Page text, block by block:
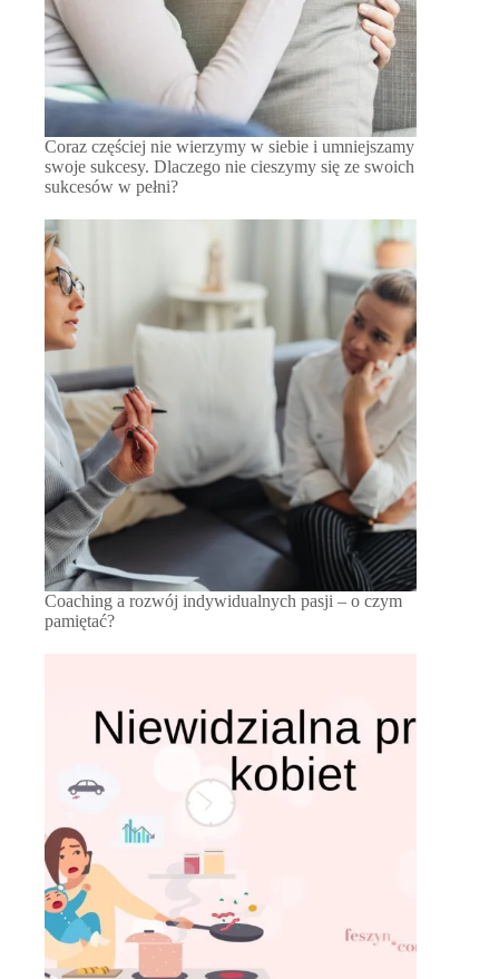
Coraz częściej nie wierzymy w siebie i umniejszamy
swoje sukcesy. Dlaczego nie cieszymy się ze swoich
sukcesów w pełni?
Coaching a rozwój indywidualnych pasji – o czym
pamiętać?